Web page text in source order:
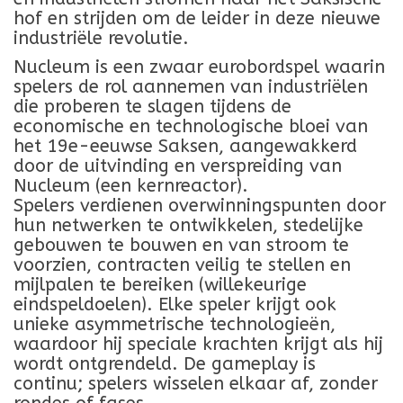
hof en strijden om de leider in deze nieuwe
industriële revolutie.
Nucleum is een zwaar eurobordspel waarin
spelers de rol aannemen van industriëlen
die proberen te slagen tijdens de
economische en technologische bloei van
het 19e-eeuwse Saksen, aangewakkerd
door de uitvinding en verspreiding van
Nucleum (een kernreactor).
Spelers verdienen overwinningspunten door
hun netwerken te ontwikkelen, stedelijke
gebouwen te bouwen en van stroom te
voorzien, contracten veilig te stellen en
mijlpalen te bereiken (willekeurige
eindspeldoelen). Elke speler krijgt ook
unieke asymmetrische technologieën,
waardoor hij speciale krachten krijgt als hij
wordt ontgrendeld. De gameplay is
continu; spelers wisselen elkaar af, zonder